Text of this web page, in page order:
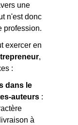
une
n'est donc
profession.
exercer en
,
:
dans le
auteurs :
à